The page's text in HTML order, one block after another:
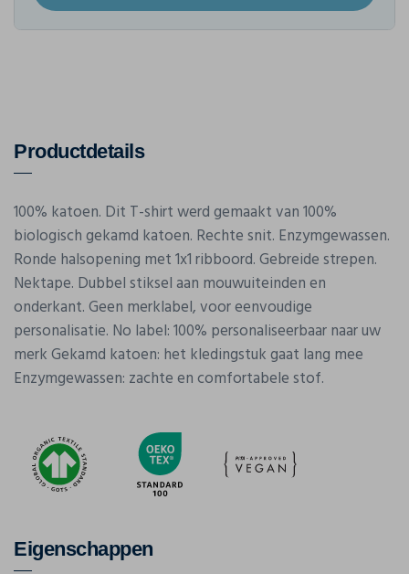
Productdetails
100% katoen. Dit T-shirt werd gemaakt van 100%
biologisch gekamd katoen. Rechte snit. Enzymgewassen.
Ronde halsopening met 1x1 ribboord. Gebreide strepen.
Nektape. Dubbel stiksel aan mouwuiteinden en
onderkant. Geen merklabel, voor eenvoudige
personalisatie. No label: 100% personaliseerbaar naar uw
merk Gekamd katoen: het kledingstuk gaat lang mee
Enzymgewassen: zachte en comfortabele stof.
Eigenschappen